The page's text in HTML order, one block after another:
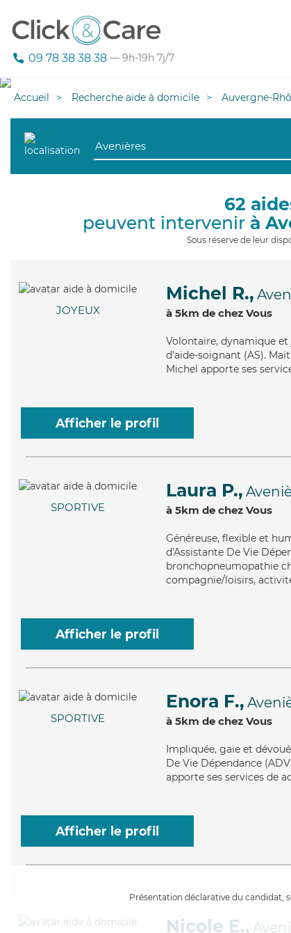
09 78 38 38 38 — 9h-19h 7j/7
Accueil Recherche aide à domicile Auvergne-
62
peuvent intervenir à
Sous réserve de leur
JOYEUX
Michel R.,
à 5km de chez Vous
Volontaire, dynamique et
d'aide-soignant (AS).
Michel apporte ses
Afficher le profil
SPORTIVE
Laura P.,
à 5km de chez Vous
Généreuse, flexible et
d'Assistante De Vie
bronchopneumopathie
compagnie/loisirs,
Afficher le profil
SPORTIVE
Enora F.,
à 5km de chez Vous
Impliquée, gaie et
De Vie Dépendance
apporte ses services de
Afficher le profil
Présentation déclarative du candidat,
Nicole E.,